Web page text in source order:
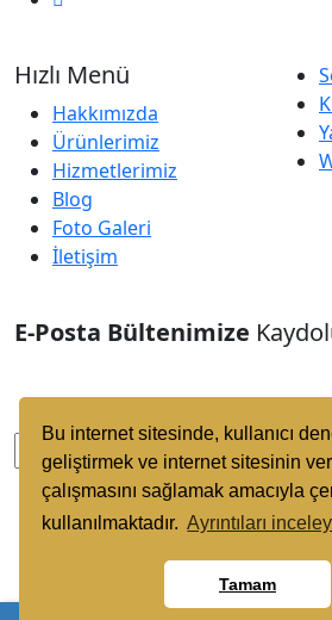
Bu internet sitesinde, kullanıcı
geliştirmek ve internet sitesinin
çalışmasını sağlamak amacıyla
kullanılmaktadır. Ayrıntıları
Tamam
Hızlı Menü
Hakkımızda
Ürünlerimiz
Hizmetlerimiz
Blog
Foto Galeri
İletişim
E-Posta Bültenimize
bültenler gönderiyoruz.
Copyright © 2025 Her Hakkı
çoğaltılması ve dağıtılması
işletilecektir.
Reklam ve Tasarım